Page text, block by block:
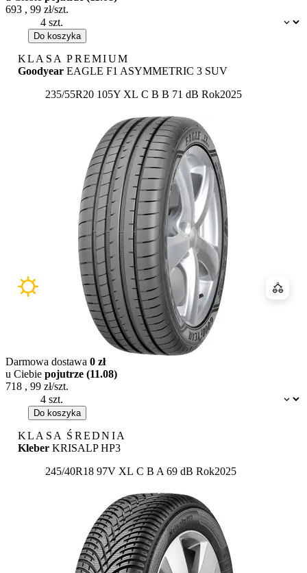
Dostępność:
693 , 99 zł/szt.
Do koszyka
KLASA PREMIUM
Goodyear EAGLE F1 ASYMMETRIC 3 SUV
235/55R20 105Y XL Etykieta:
C B B 71 dB Rok2025
Dostępność:
Darmowa dostawa 0 zł
u Ciebie pojutrze (11.08)
718 , 99 zł/szt.
Do koszyka
KLASA ŚREDNIA
Kleber KRISALP HP3
245/40R18 97V XL Etykieta:
C B A 69 dB Rok2025